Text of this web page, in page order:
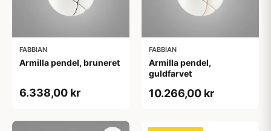
FABBIAN
Armilla pendel, bruneret
6.338,00 kr
FABBIAN
Armilla pendel,
guldfarvet
10.266,00 kr